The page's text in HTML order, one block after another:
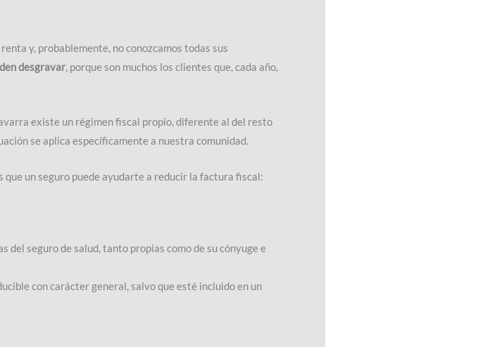
y, probablemente, no conozcamos todas sus
desgravar, porque son muchos los clientes que, cada año,
existe un régimen fiscal propio, diferente al del resto
se aplica específicamente a nuestra comunidad.
un seguro puede ayudarte a reducir la factura fiscal:
del seguro de salud, tanto propias como de su cónyuge e
con carácter general, salvo que esté incluido en un